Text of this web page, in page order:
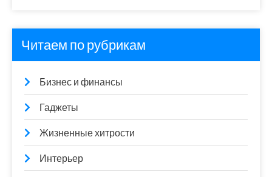
Читаем по рубрикам
Бизнес и финансы
Гаджеты
Жизненные хитрости
Интерьер